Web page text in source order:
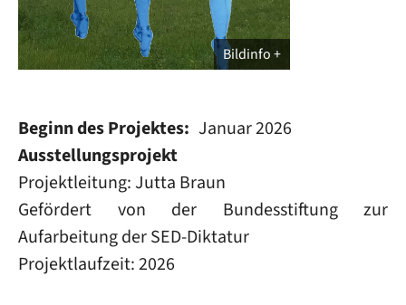
Bildinfo
Beginn des Projektes Januar 2026
Ausstellungsprojekt
Projektleitung: Jutta Braun
Gefördert von der Bundesstiftung zur
Aufarbeitung der SED-Diktatur
Projektlaufzeit: 2026